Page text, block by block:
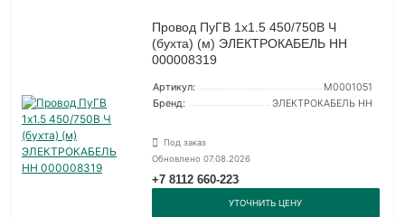
Провод ПуГВ 1х1.5 450/750В Ч
(бухта) (м) ЭЛЕКТРОКАБЕЛЬ НН
000008319
Артикул:
M0001051
Бренд:
ЭЛЕКТРОКАБЕЛЬ НН
Под заказ
Обновлено 07.08.2026
+7 8112 660-223
УТОЧНИТЬ ЦЕНУ